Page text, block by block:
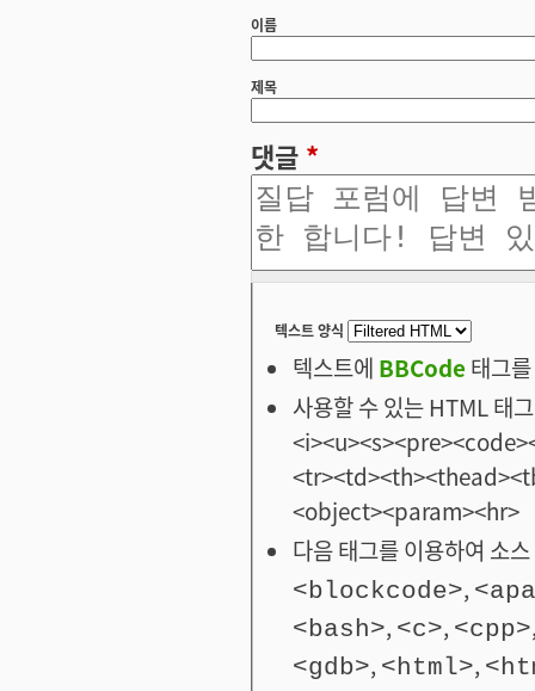
이름
제목
댓글 *
텍스트 양식
텍스트에 BBCode태그
사용할 수 있는 HTML
<object><param><hr>
다음 태그를 이용하여 소
<blockcode>,
<bash>, <c>, <cpp>
<gdb>, <html>,